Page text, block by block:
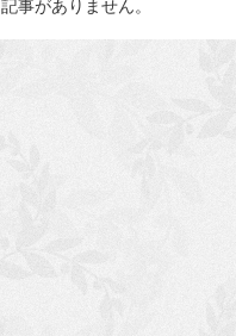
記事がありません。